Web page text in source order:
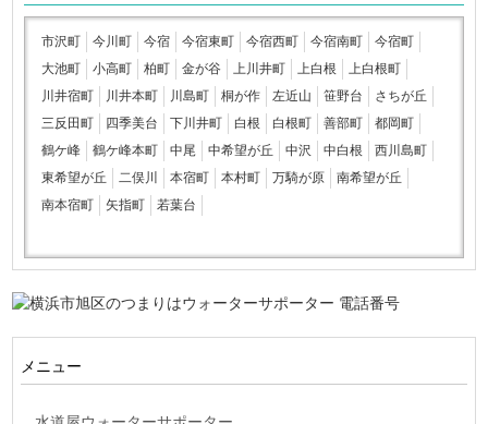
市沢町 今川町 今宿 今宿東町 今宿西町 今宿南町
今宿町
大池町
小高町 柏町 金が谷 上川井町 上白根
上白根町
川井宿町
川井本町 川島町 桐が作 左近山 笹野台
さちが丘
三反田町
四季美台 下川井町 白根 白根町 善部町
都岡町
鶴ケ峰
鶴ケ峰本町 中尾 中希望が丘 中沢 中白根
西川島町
東希望が丘
二俣川 本宿町 本村町 万騎が原
南希望が丘
南本宿町
矢指町 若葉台
メニュー